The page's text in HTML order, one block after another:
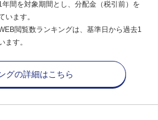
間を対象期間とし、分配金（税引前）を
います。
閲覧数ランキングは、基準日から過去1
ます。
グの詳細はこちら